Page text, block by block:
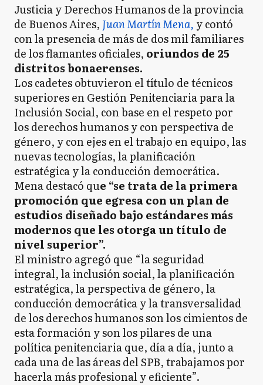
Justicia y Derechos Humanos de la provincia
de Buenos Aires, Juan Martín Mena, y contó
con la presencia de más de dos mil familiares
de los flamantes oficiales, oriundos de 25
distritos bonaerenses.
Los cadetes obtuvieron el título de técnicos
superiores en Gestión Penitenciaria para la
Inclusión Social, con base en el respeto por
los derechos humanos y con perspectiva de
género, y con ejes en el trabajo en equipo, las
nuevas tecnologías, la planificación
estratégica y la conducción democrática.
Mena destacó que “se trata de la primera
promoción que egresa con un plan de
estudios diseñado bajo estándares más
modernos que les otorga un título de
nivel superior”.
El ministro agregó que “la seguridad
integral, la inclusión social, la planificación
estratégica, la perspectiva de género, la
conducción democrática y la transversalidad
de los derechos humanos son los cimientos de
esta formación y son los pilares de una
política penitenciaria que, día a día, junto a
cada una de las áreas del SPB, trabajamos por
hacerla más profesional y eficiente”.